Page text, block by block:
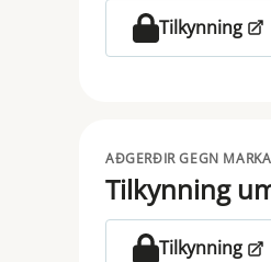
Tilkynning
AÐGERÐIR GEGN
Tilkynning
Tilkynning